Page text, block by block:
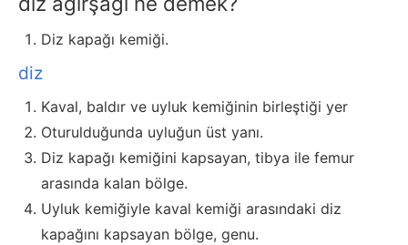
Diz kapağı kemiği.
diz
Kaval, baldır ve uyluk kemiğinin birleştiği yer
Oturulduğunda uyluğun üst yanı.
Diz kapağı kemiğini kapsayan, tibya ile femur
arasında kalan bölge.
Uyluk kemiğiyle kaval kemiği arasındaki diz
kapağını kapsayan bölge, genu.